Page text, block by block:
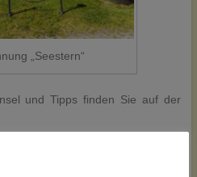
„Seestern“
und Tipps finden Sie auf der